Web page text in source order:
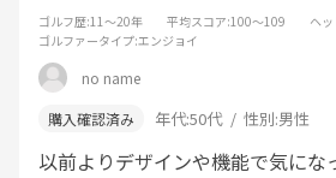
ゴルフ歴:11～20年 平均スコア:100～109 ヘ
ゴルファータイプ:エンジョイ
no name
年代:50代 性別:男性
以前よりデザインや機能で気にな